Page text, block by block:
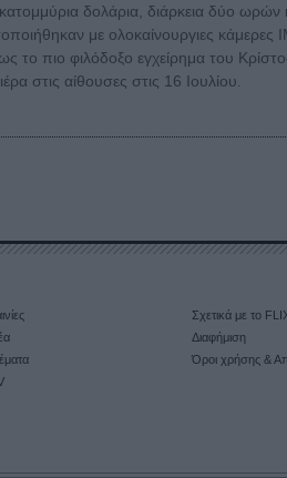
δολάρια, διάρκεια δύο ωρών
με ολοκαίνουργιες κάμερες
το πιο φιλόδοξο εγχείρημα του
στις αίθουσες στις 16 Ιουλίου.
Σχετικά με το
Διαφήμιση
Όροι χρήσης &